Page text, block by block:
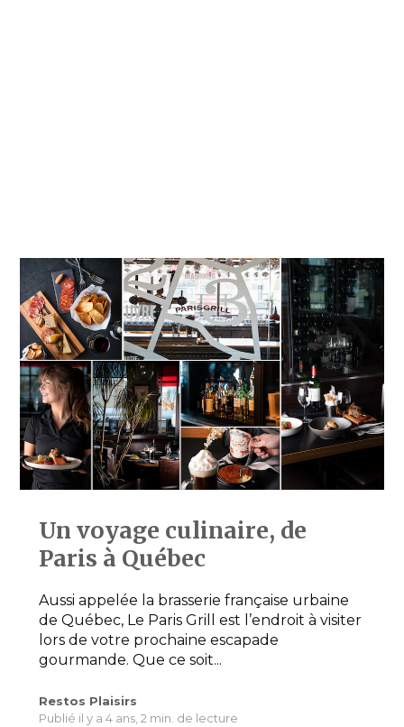
Un voyage culinaire, de
Paris à Québec
Aussi appelée la brasserie française urbaine
de Québec, Le Paris Grill est l’endroit à visiter
lors de votre prochaine escapade
gourmande. Que ce soit...
Restos Plaisirs
Publié il y a 4 ans, 2 min. de lecture